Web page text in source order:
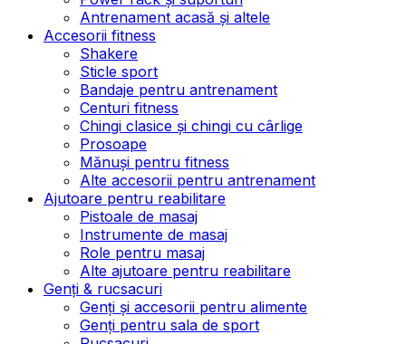
Antrenament acasă și altele
Accesorii fitness
Shakere
Sticle sport
Bandaje pentru antrenament
Centuri fitness
Chingi clasice și chingi cu cârlige
Prosoape
Mănuși pentru fitness
Alte accesorii pentru antrenament
Ajutoare pentru reabilitare
Pistoale de masaj
Instrumente de masaj
Role pentru masaj
Alte ajutoare pentru reabilitare
Genți & rucsacuri
Genți și accesorii pentru alimente
Genți pentru sala de sport